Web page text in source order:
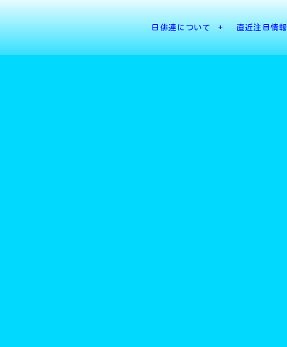
日俳連について 直近注目情報